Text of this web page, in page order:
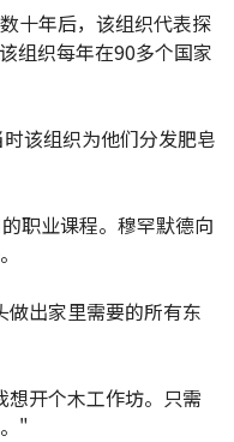
十年后，该组织代表探
组织每年在90多个国家
该组织为他们分发肥皂
职业课程。穆罕默德向
出家里需要的所有东
开个木工作坊。只需
"